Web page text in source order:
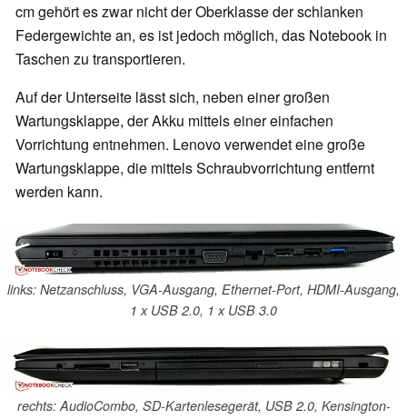
cm gehört es zwar nicht der Oberklasse der schlanken
Federgewichte an, es ist jedoch möglich, das Notebook in
Taschen zu transportieren.
Auf der Unterseite lässt sich, neben einer großen
Wartungsklappe, der Akku mittels einer einfachen
Vorrichtung entnehmen. Lenovo verwendet eine große
Wartungsklappe, die mittels Schraubvorrichtung entfernt
werden kann.
links: Netzanschluss, VGA-Ausgang, Ethernet-Port, HDMI-Ausgang,
1 x USB 2.0, 1 x USB 3.0
rechts: AudioCombo, SD-Kartenlesegerät, USB 2.0, Kensington-